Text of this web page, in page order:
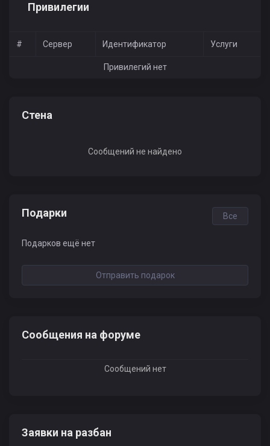
Привилегии
# Сервер Идентификатор Услуги
Привилегий нет
Стена
Сообщений не найдено
Подарки Все
Подарков ещё нет
Отправить подарок
Сообщения на форуме
Сообщений нет
Заявки на разбан